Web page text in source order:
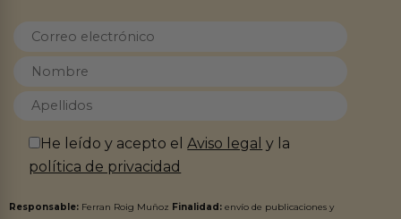
He leído y acepto elAviso legal y la
política de privacidad
Responsable: Ferran Roig Muñoz Finalidad: envío de publicaciones y